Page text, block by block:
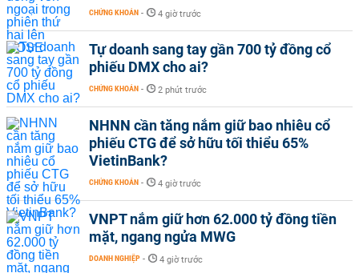
CHỨNG KHOÁN - 4 giờ trước
Tự doanh sang tay gần 700 tỷ đồng cổ
phiếu DMX cho ai?
CHỨNG KHOÁN - 2 phút trước
NHNN cần tăng nắm giữ bao nhiêu cổ
phiếu CTG để sở hữu tối thiểu 65%
VietinBank?
CHỨNG KHOÁN - 4 giờ trước
VNPT nắm giữ hơn 62.000 tỷ đồng tiền
mặt, ngang ngửa MWG
DOANH NGHIỆP - 4 giờ trước